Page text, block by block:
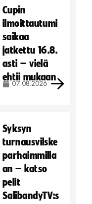
Cupin
ilmoittautumi
saikaa
jatkettu 16.8.
asti – vielä
ehtii mukaan
07.08.2026
Syksyn
turnausvilske
parhaimmilla
an – katso
pelit
SalibandyTV:s